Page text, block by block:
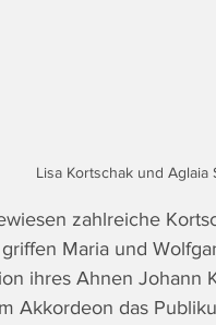
Lisa Kortschak und Aglaia
zahlreiche
Maria und
ihres Ahnen Johann
Akkordeon das